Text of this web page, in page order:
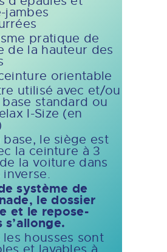
jambes
pratique de
de la hauteur des
orientable
utilisé avec et/ou
base standard ou
I-Size (en
base, le siège est
la ceinture à 3
la voiture dans
inverse.
système de
le dossier
et le repose-
s’allonge.
les housses sont